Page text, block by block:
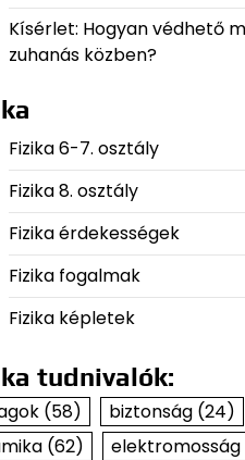
Kísérlet: Hogyan védhető
zuhanás közben?
Fizika 6-7. osztály
Fizika 8. osztály
Fizika érdekességek
Fizika fogalmak
Fizika képletek
tudnivalók:
(58) biztonság(24)
(62) elektromosság